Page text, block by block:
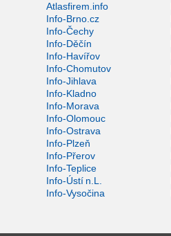
Atlasfirem.info
Info-Brno.cz
Info-Čechy
Info-Děčín
Info-Havířov
Info-Chomutov
Info-Jihlava
Info-Kladno
Info-Morava
Info-Olomouc
Info-Ostrava
Info-Plzeň
Info-Přerov
Info-Teplice
Info-Ústí n.L.
Info-Vysočina